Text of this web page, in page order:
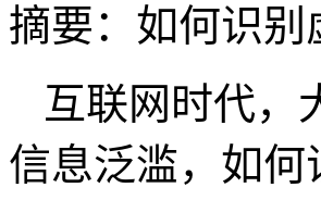
摘要： 如何识别
互联网时代，
信息泛滥，如